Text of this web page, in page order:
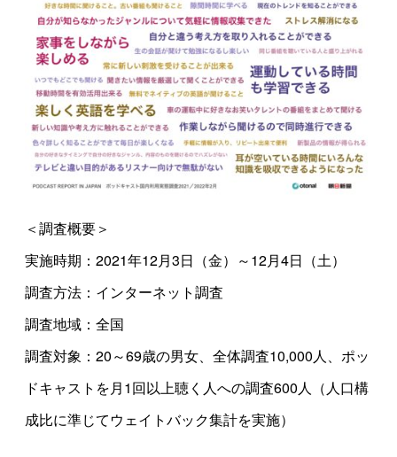
＜調査概要＞
実施時期：2021年12月3日（金）～12月4日（土）
調査方法：インターネット調査
調査地域：全国
調査対象：20～69歳の男女、全体調査10,000人、ポッ
ドキャストを月1回以上聴く人への調査600人（人口構
成比に準じてウェイトバック集計を実施）